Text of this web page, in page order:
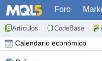
Foro
Artículos CodeBase
Calendario económico